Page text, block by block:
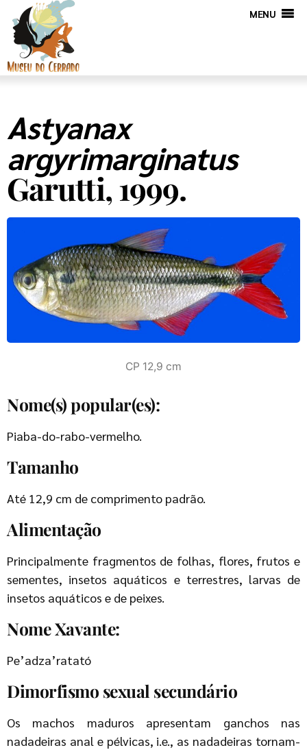
MENU
Astyanax
argyrimarginatus
Garutti, 1999.
CP 12,9 cm
Nome(s) popular(es):
Piaba-do-rabo-vermelho.
Tamanho
Até 12,9 cm de comprimento padrão.
Alimentação
Principalmente fragmentos de folhas, flores, frutos e
sementes, insetos aquáticos e terrestres, larvas de
insetos aquáticos e de peixes.
Nome Xavante:
Pe’adza’ratató
Dimorfismo sexual secundário
Os machos maduros apresentam ganchos nas
nadadeiras anal e pélvicas, i.e., as nadadeiras tornam-